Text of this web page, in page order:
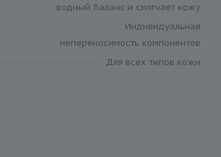
водный баланс и смягчает кожу
Индивидуальная
непереносимость компонентов
Для всех типов кожи